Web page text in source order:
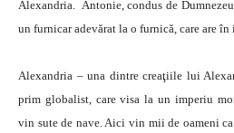
Alexandria. Antonie, condus de
un furnicar adevărat la o furnică, care are
Alexandria – una dintre creaţiile lui
prim globalist, care visa la un imperiu
vin sute de nave. Aici vin mii de oameni